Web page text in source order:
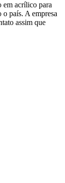
acrílico para
país. A empresa
assim que